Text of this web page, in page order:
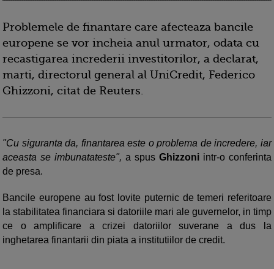
Problemele de finantare care afecteaza bancile
europene se vor incheia anul urmator, odata cu
recastigarea increderii investitorilor, a declarat,
marti, directorul general al UniCredit, Federico
Ghizzoni, citat de Reuters.
"Cu siguranta da, finantarea este o problema de incredere, iar
aceasta se imbunatateste", a spus Ghizzoni intr-o conferinta
de presa.
Bancile europene au fost lovite puternic de temeri referitoare
la stabilitatea financiara si datoriile mari ale guvernelor, in timp
ce o amplificare a crizei datoriilor suverane a dus la
inghetarea finantarii din piata a institutiilor de credit.